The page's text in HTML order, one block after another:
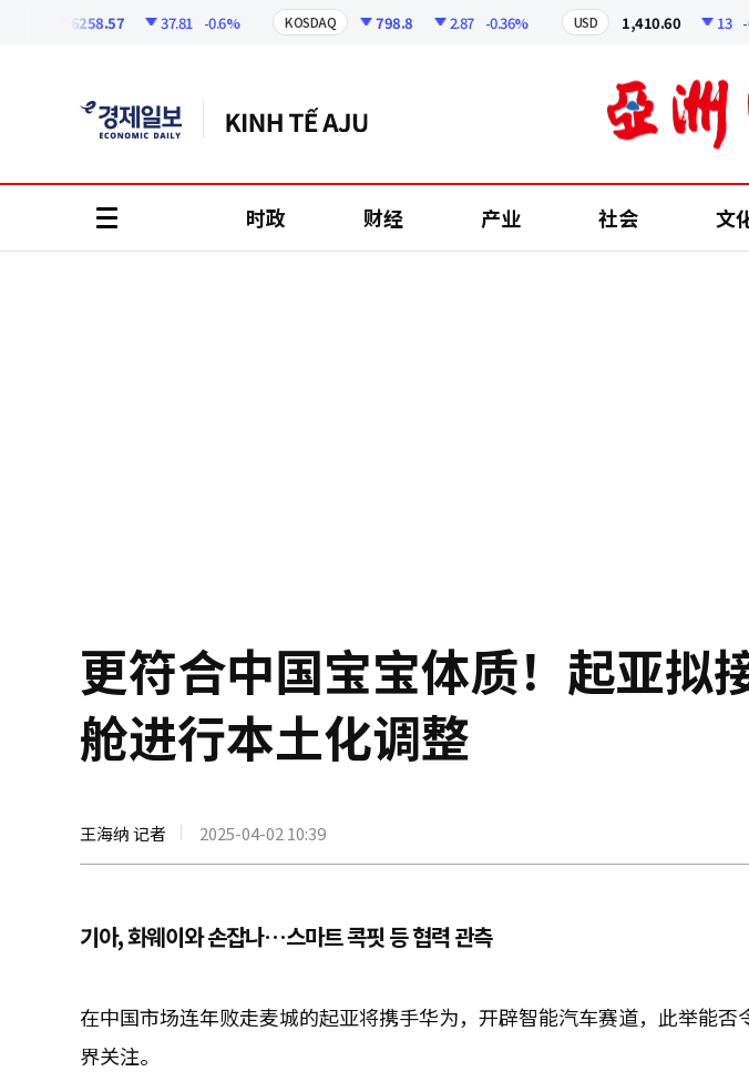
6258.57 37.81 -0.6% KOSDAQ 798.8 2.87 -0.36% USD 1,410.60 13 -
时政 财经 产业 社会 文
更符合中国宝宝体质！起亚拟
舱进行本土化调整
王海纳 记者 2025-04-02 10:39
기아, 화웨이와 손잡나…스마트 콕핏 등 협력 관측
在中国市场连年败走麦城的起亚将携手华为，开辟智能汽车赛道，此举能
界关注。